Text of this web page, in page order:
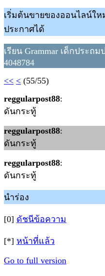
เริ่มต้นขายของออนไลน์ใ
ประกาศได้
เรียน Grammar เด็กประถ
4048784
<< < (55/55)
reggularpost88:
ดันกระทู้
reggularpost88:
ดันกระทู้
reggularpost88:
ดันกระทู้
นำร่อง
[0] ดัชนีข้อความ
[*] หน้าที่แล้ว
Go to full version